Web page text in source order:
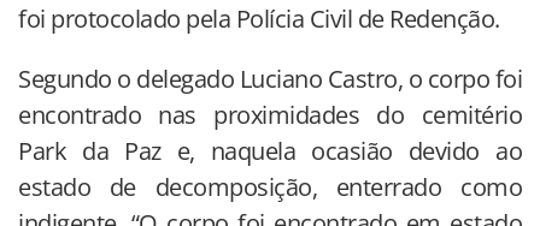
foi protocolado pela Polícia Civil de Redenção.
Segundo o delegado Luciano Castro, o corpo foi
encontrado nas proximidades do cemitério
Park da Paz e, naquela ocasião devido ao
estado de decomposição, enterrado como